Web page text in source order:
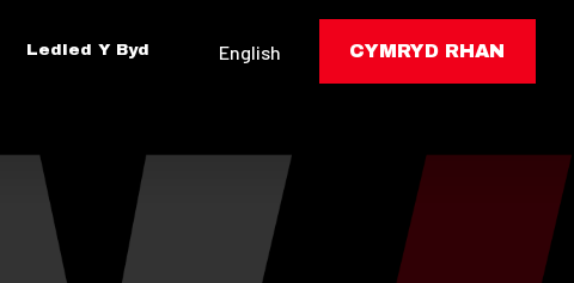
Ledled Y Byd English CYMRYD RHAN